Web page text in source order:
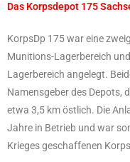
Das Korpsdepot 175
KorpsDp 175 war eine
Munitions-Lagerbereich
Lagerbereich angelegt.
Namensgeber des Depots,
etwa 3,5 km östlich. Die
Jahre in Betrieb und war
Krieges geschaffenen